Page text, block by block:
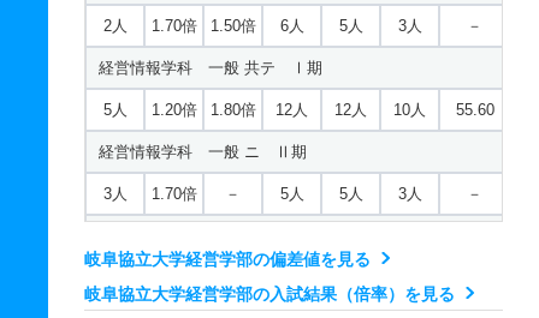
2人 1.70倍 1.50倍 6人 5人 3人 －
経営情報学科 一般 共テ Ⅰ期
5人 1.20倍 1.80倍 12人 12人 10人 55.60
経営情報学科 一般 ニ Ⅱ期
3人 1.70倍 － 5人 5人 3人 －
岐阜協立大学経営学部の偏差値を見る
岐阜協立大学経営学部の入試結果（倍率）を見る